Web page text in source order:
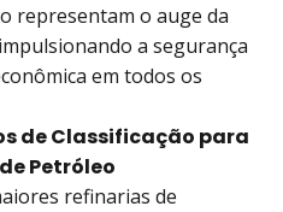
representam o auge da
a segurança
em todos os
de Classificação para
Petróleo
refinarias de